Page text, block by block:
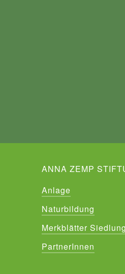
ANNA ZEMP
Anlage
Naturbildung
Merkblätter
PartnerInnen